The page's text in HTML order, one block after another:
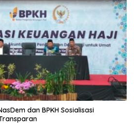
dan BPKH Sosialisasi